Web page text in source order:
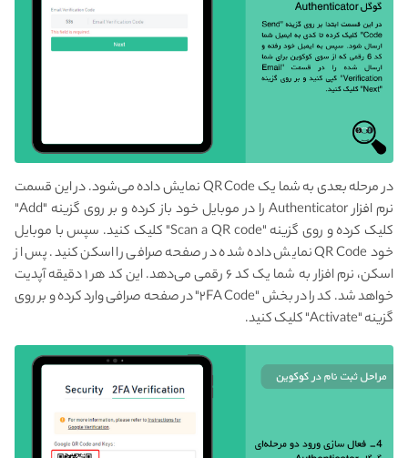
در مرحله بعدی به شما یک QR Code نمایش داده می‌شود. در این قسمت
نرم افزار Authenticator را در موبایل خود باز کرده و بر روی گزینه "Add"
کلیک کرده و روی گزینه "Scan a QR code" کلیک کنید. سپس با موبایل
خود QR Code نمایش داده شده در صفحه صرافی را اسکن کنید. پس از
اسکن، نرم افزار به شما یک کد ۶ رقمی می‌دهد. این کد هر ۱ دقیقه آپدیت
خواهد شد. کد را در بخش "۲FA Code" در صفحه صرافی وارد کرده و بر روی
گزینه "Activate" کلیک کنید.